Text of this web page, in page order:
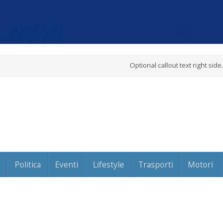
Optional callout text right side.
Politica Eventi Lifestyle Trasporti Motori